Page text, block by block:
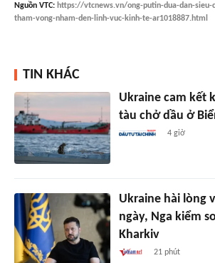
Nguồn VTC: https://vtcnews.vn/ong-putin-dua-dan-sieu-
tham-vong-nham-den-linh-vuc-kinh-te-ar1018887.html
TIN KHÁC
Ukraine cam kết
tàu chở dầu ở
4 giờ
Ukraine hài lòng
ngày, Nga kiểm
Kharkiv
21 phút